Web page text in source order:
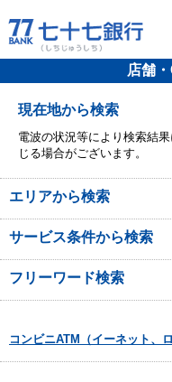
店舗
現在地から検索
電波の状況等により検索結
じる場合がございます。
エリアから検索
サービス条件から検索
フリーワード検索
コンビニATM（イーネット、